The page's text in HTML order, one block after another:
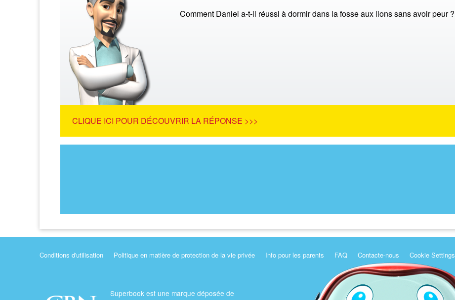
Comment Daniel a-t-il réussi à dormir dans la fosse aux lions sans avoir peur ?
CLIQUE ICI POUR DÉCOUVRIR LA RÉPONSE >>>
Conditions d'utilisation Politique en matière de protection de la vie privée Info pour les parents FAQ Contacte-nous Cookie Settings
Superbook est une marque déposée de